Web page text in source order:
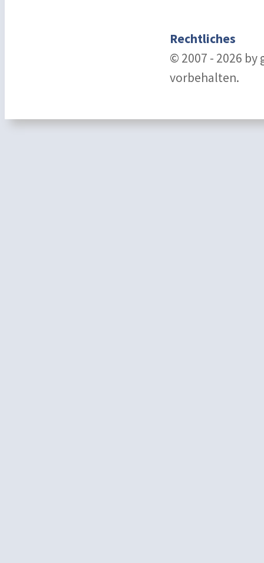
Rechtliches
© 2007 - 2026 by
vorbehalten.